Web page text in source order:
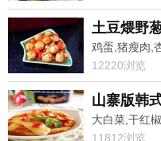
土豆煨野
鸡蛋,猪瘦肉,
12220浏览
山寨版韩
11812浏览